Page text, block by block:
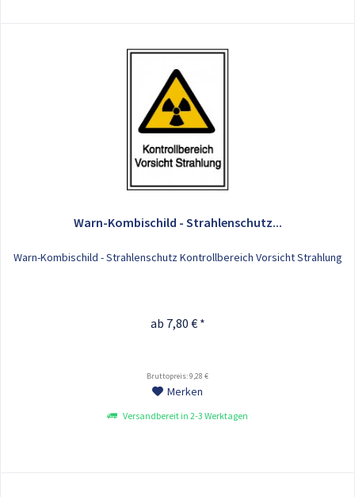
Warn-Kombischild - Strahlenschutz...
Warn-Kombischild - Strahlenschutz Kontrollbereich Vorsicht Strahlung
ab 7,80 € *
Bruttopreis: 9,28 €
Merken
Versandbereit in 2-3 Werktagen